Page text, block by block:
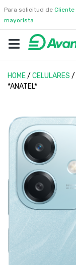
Para solicitud de Cliente
mayorista
HOME/ CELULARES /
*ANATEL*